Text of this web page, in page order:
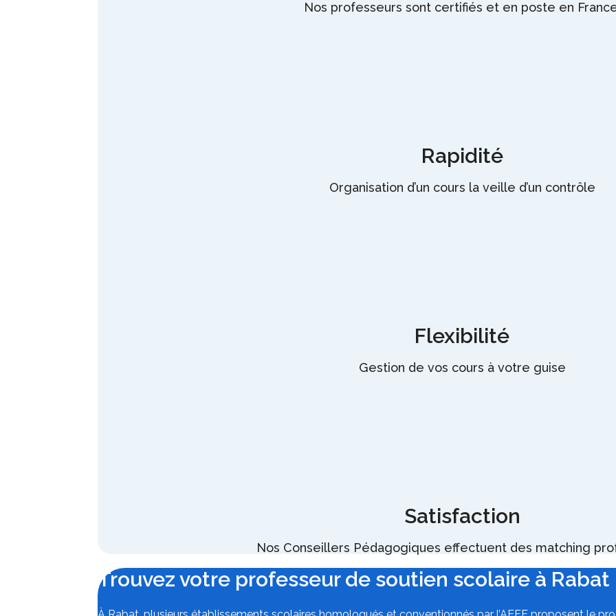
Nos professeurs sont certifiés et en poste en
Rapidité
Organisation d’un cours la veille d’un contrôle
Flexibilité
Gestion de vos cours à votre guise
Satisfaction
Nos Conseillers Pédagogiques effectuent des matching
Trouvez votre professeur de soutien scolaire à Rabat